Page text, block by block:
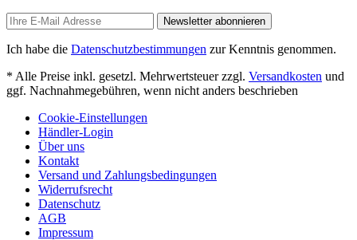
Newsletter abonnieren
Ich habe die Datenschutzbestimmungen zur Kenntnis genommen.
* Alle Preise inkl. gesetzl. Mehrwertsteuer zzgl. Versandkosten und
ggf. Nachnahmegebühren, wenn nicht anders beschrieben
Cookie-Einstellungen
Händler-Login
Über uns
Kontakt
Versand und Zahlungsbedingungen
Widerrufsrecht
Datenschutz
AGB
Impressum